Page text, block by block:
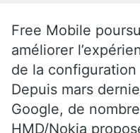
Free Mobile
améliorer
de la
Depuis mars
Google, de
HMD/Nokia